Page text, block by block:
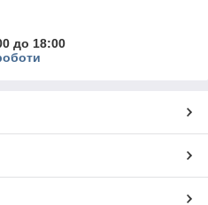
до 18:00